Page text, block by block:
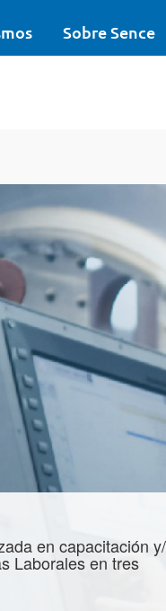
Sobre Sence
en capacitación
Laborales en tres